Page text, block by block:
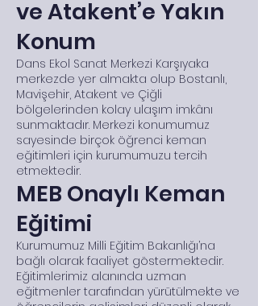
ve Atakent’e Yakın
Konum
Dans Ekol Sanat Merkezi Karşıyaka
merkezde yer almakta olup Bostanlı,
Mavişehir, Atakent ve Çiğli
bölgelerinden kolay ulaşım imkânı
sunmaktadır. Merkezi konumumuz
sayesinde birçok öğrenci keman
eğitimleri için kurumumuzu tercih
etmektedir.
MEB Onaylı Keman
Eğitimi
Kurumumuz Milli Eğitim Bakanlığı’na
bağlı olarak faaliyet göstermektedir.
Eğitimlerimiz alanında uzman
eğitmenler tarafından yürütülmekte ve